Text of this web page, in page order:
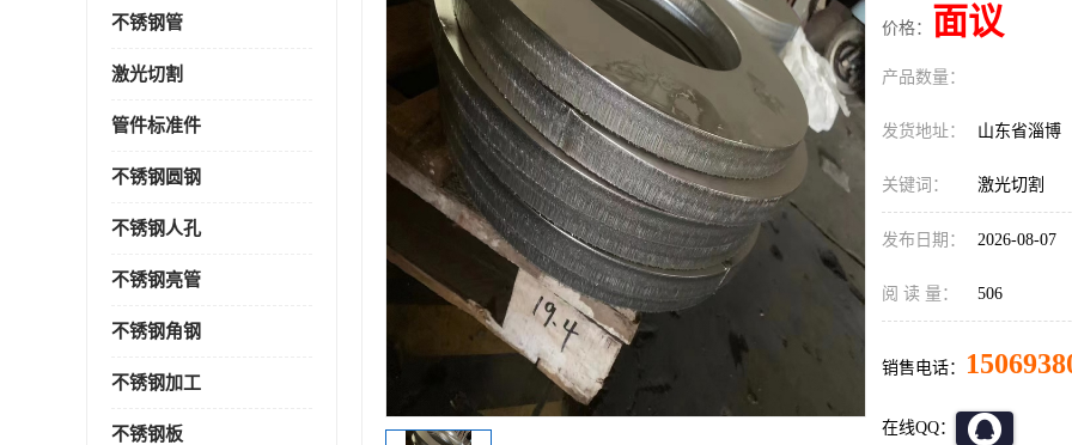
不锈钢管
激光切割
管件标准件
不锈钢圆钢
不锈钢人孔
不锈钢亮管
不锈钢角钢
不锈钢加工
不锈钢板
价格： 面议
产品数量：
发货地址： 山东省淄博
关键词： 激光切割
发布日期： 2026-08-07
阅 读 量： 506
销售电话：
在线QQ：